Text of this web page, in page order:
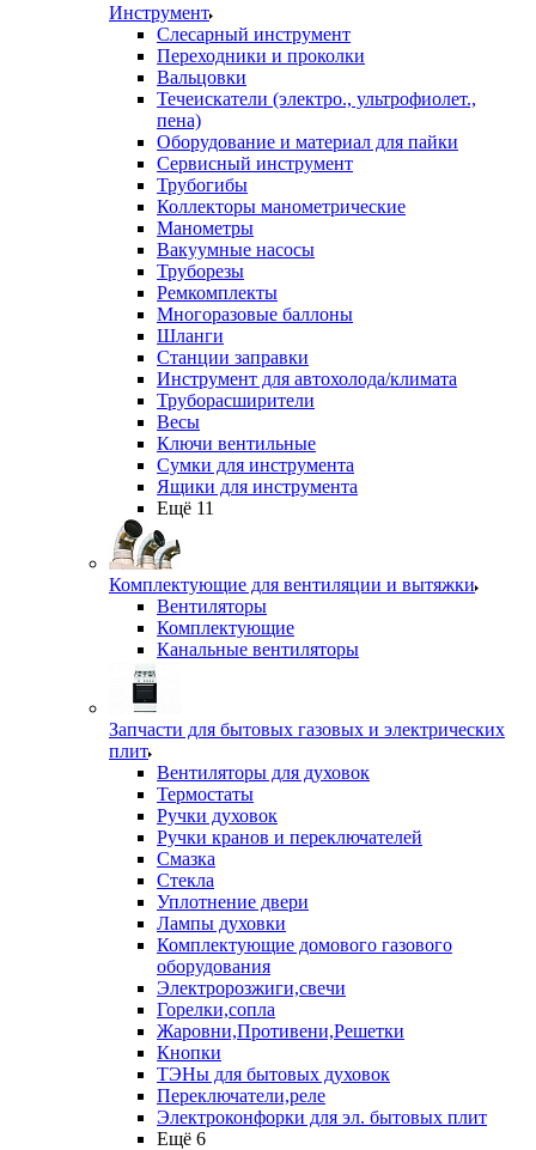
Инструмент
Слесарный инструмент
Переходники и проколки
Вальцовки
Течеискатели (электро., ультрофиолет.,
пена)
Оборудование и материал для пайки
Сервисный инструмент
Трубогибы
Коллекторы манометрические
Манометры
Вакуумные насосы
Труборезы
Ремкомплекты
Многоразовые баллоны
Шланги
Станции заправки
Инструмент для автохолода/климата
Труборасширители
Весы
Ключи вентильные
Сумки для инструмента
Ящики для инструмента
Ещё 11
Комплектующие для вентиляции и вытяжки
Вентиляторы
Комплектующие
Канальные вентиляторы
Запчасти для бытовых газовых и электрических
плит
Вентиляторы для духовок
Термостаты
Ручки духовок
Ручки кранов и переключателей
Смазка
Стекла
Уплотнение двери
Лампы духовки
Комплектующие домового газового
оборудования
Электророзжиги,свечи
Горелки,сопла
Жаровни,Противени,Решетки
Кнопки
ТЭНы для бытовых духовок
Переключатели,реле
Электроконфорки для эл. бытовых плит
Ещё 6